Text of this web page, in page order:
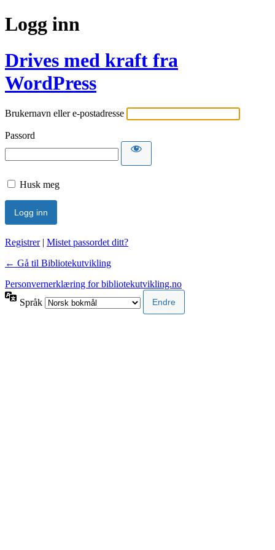
Logg inn
Drives med kraft fra
WordPress
Brukernavn eller e-postadresse
Passord
Husk meg
Registrer| Mistet passordet ditt?
← Gå til Bibliotekutvikling
Personvernerklæring for bibliotekutvikling.no
Språk